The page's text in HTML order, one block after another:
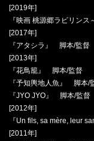
[2019年]
『映画 桃源郷ラビリン
[2017年]
『アタシラ』 脚本/監督
[2013年]
『花鳥籠』 脚本/監督
『予知輿地人魚』 脚本
『JYO JYO』 脚本/監督
[2012年]
『Un fils, sa mère, leur
[2011年]